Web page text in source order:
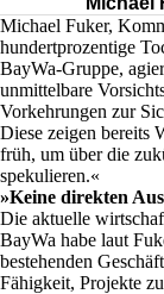
Michael Fuker,
hundertprozentige
BayWa-Gruppe,
unmittelbare
Vorkehrungen zur
Diese zeigen bereits
früh, um über die
spekulieren.«
»Keine direkten
Die aktuelle
BayWa habe laut
bestehenden
Fähigkeit, Projekte